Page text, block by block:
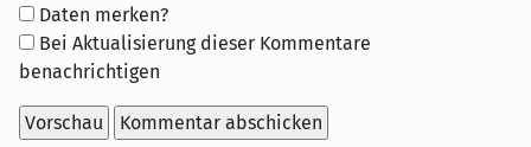
Formular-
Optionen
Daten merken?
Bei Aktualisierung dieser Kommentare
benachrichtigen